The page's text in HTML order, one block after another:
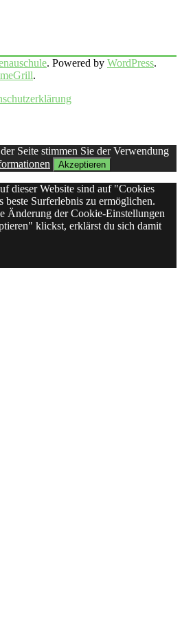
. Powered by WordPress.
.
Seite stimmen Sie der Verwendung
Akzeptieren
dieser Website sind auf "Cookies
beste Surferlebnis zu ermöglichen.
Änderung der Cookie-Einstellungen
klickst, erklärst du sich damit